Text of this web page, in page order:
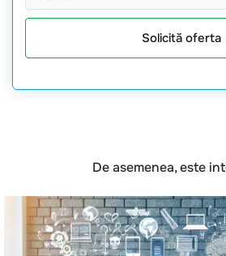
Solicită oferta
De asemenea, este